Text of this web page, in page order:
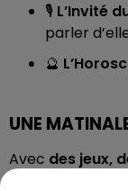
🎙️ L’Invité
parler
🔮
UNE
Avec des jeux,